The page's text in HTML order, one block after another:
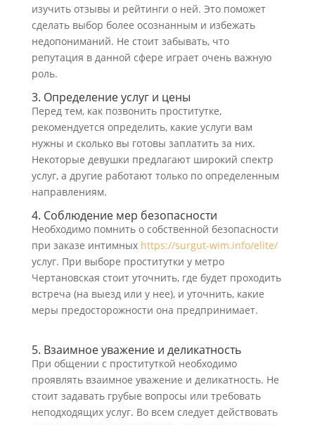
изучить отзывы и рейтинги о ней. Это поможет
сделать выбор более осознанным и избежать
недопониманий. Не стоит забывать, что
репутация в данной сфере играет очень важную
роль.
3. Определение услуг и цены
Перед тем, как позвонить проститутке,
рекомендуется определить, какие услуги вам
нужны и сколько вы готовы заплатить за них.
Некоторые девушки предлагают широкий спектр
услуг, а другие работают только по определенным
направлениям.
4. Соблюдение мер безопасности
Необходимо помнить о собственной безопасности
при заказе интимных https://surgut-wim.info/elite/
услуг. При выборе проститутки у метро
Чертановская стоит уточнить, где будет проходить
встреча (на выезд или у нее), и уточнить, какие
меры предосторожности она предпринимает.
5. Взаимное уважение и деликатность
При общении с проституткой необходимо
проявлять взаимное уважение и деликатность. Не
стоит задавать грубые вопросы или требовать
неподходящих услуг. Во всем следует действовать